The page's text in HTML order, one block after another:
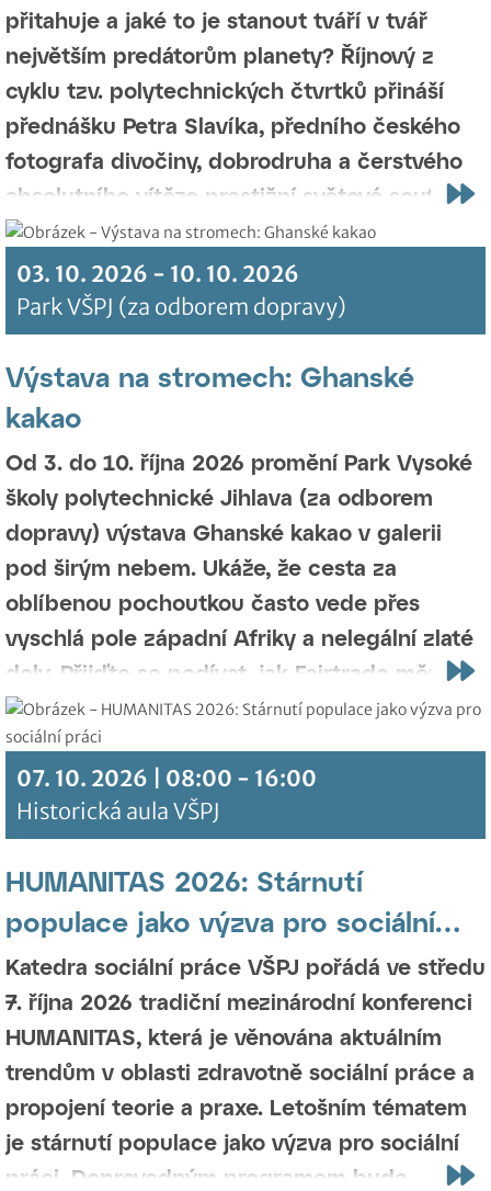
přitahuje a jaké to je stanout tváří v tvář
největším predátorům planety? Říjnový z
cyklu tzv. polytechnických čtvrtků přináší
přednášku Petra Slavíka, předního českého
fotografa divočiny, dobrodruha a čerstvého
absolutního vítěze prestižní světové soutěže
Photographer of the Year Africa Geographic.
Na svých snímcích z nejodlehlejších koutů
světa ukáže mizející krásu afrických plání,
vzácnou černou levhartici z Keni i horské
gorily v hlubokých pralesech. Co je to
levhartí prokletí a co zažívá člověk, když se
zlaté stíny šelem? Přijďte objevit fascinující
svět ohrožených druhů a poslechnout si
strhující vyprávění o autorově celoživotní
lásce – Africe.Těšíme se na vás ve čtvrtek 1.
října od 16.30 hodin ve Výukovém centru
VŠPJ (vstup od autobusového nádraží). Vstup
03. 10. 2026 - 10. 10. 2026
Park VŠPJ (za odborem dopravy)
Výstava na stromech: Ghanské
kakao
Od 3. do 10. října 2026 promění Park Vysoké
školy polytechnické Jihlava (za odborem
dopravy) výstava Ghanské kakao v galerii
pod širým nebem. Ukáže, že cesta za
oblíbenou pochoutkou často vede přes
vyschlá pole západní Afriky a nelegální zlaté
doly. Přijďte se podívat, jak Fairtrade mění
hořkou realitu tamních pěstitelů v
udržitelnější budoucnost, a proč za každým
douškem kakaa stojí skryté drama.
07. 10. 2026 | 08:00 - 16:00
Historická aula VŠPJ
HUMANITAS 2026: Stárnutí
populace jako výzva pro sociální
práci
Katedra sociální práce VŠPJ pořádá ve středu
7. října 2026 tradiční mezinárodní konferenci
HUMANITAS, která je věnována aktuálním
trendům v oblasti zdravotně sociální práce a
propojení teorie a praxe. Letošním tématem
je stárnutí populace jako výzva pro sociální
práci . Doprovodným programem bude